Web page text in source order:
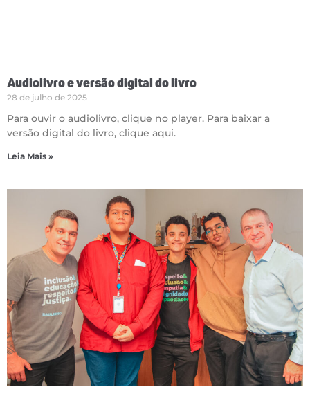
Audiolivro e versão digital do livro
28 de julho de 2025
Para ouvir o audiolivro, clique no player. Para baixar a
versão digital do livro, clique aqui.
Leia Mais »